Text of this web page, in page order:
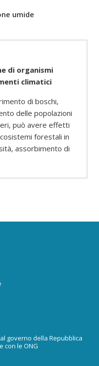
umide
di organismi
climatici
di boschi,
delle popolazioni
può avere effetti
forestali in
assorbimento di
governo della Repubblica
con le ONG